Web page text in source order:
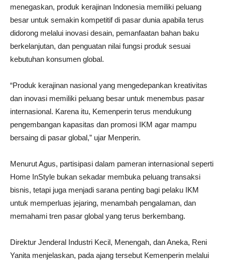
menegaskan, produk kerajinan Indonesia memiliki peluang
besar untuk semakin kompetitif di pasar dunia apabila terus
didorong melalui inovasi desain, pemanfaatan bahan baku
berkelanjutan, dan penguatan nilai fungsi produk sesuai
kebutuhan konsumen global.
“Produk kerajinan nasional yang mengedepankan kreativitas
dan inovasi memiliki peluang besar untuk menembus pasar
internasional. Karena itu, Kemenperin terus mendukung
pengembangan kapasitas dan promosi IKM agar mampu
bersaing di pasar global,” ujar Menperin.
Menurut Agus, partisipasi dalam pameran internasional seperti
Home InStyle bukan sekadar membuka peluang transaksi
bisnis, tetapi juga menjadi sarana penting bagi pelaku IKM
untuk memperluas jejaring, menambah pengalaman, dan
memahami tren pasar global yang terus berkembang.
Direktur Jenderal Industri Kecil, Menengah, dan Aneka, Reni
Yanita menjelaskan, pada ajang tersebut Kemenperin melalui